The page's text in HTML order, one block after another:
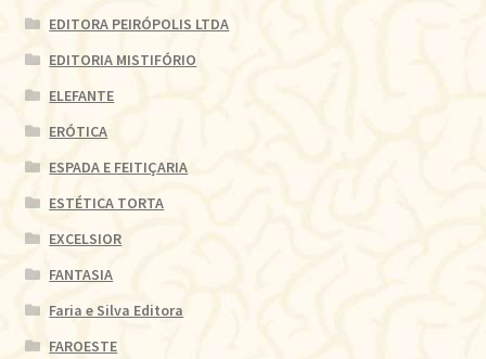
EDITORA PEIRÓPOLIS LTDA
EDITORIA MISTIFÓRIO
ELEFANTE
ERÓTICA
ESPADA E FEITIÇARIA
ESTÉTICA TORTA
EXCELSIOR
FANTASIA
Faria e Silva Editora
FAROESTE